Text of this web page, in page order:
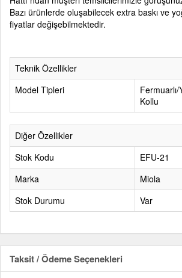
Bazı ürünlerde oluşabilecek extra baskı ve
fiyatlar değişebilmektedir.
Teknik Özellikler
Model Tipleri
Kollu
Diğer Özellikler
Stok Kodu
EFU-21
Marka
Miola
Stok Durumu
Var
Taksit / Ödeme Seçenekleri